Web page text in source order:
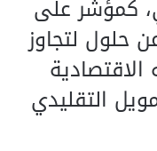
كمؤشر على
حلول لتجاوز
التقليدي